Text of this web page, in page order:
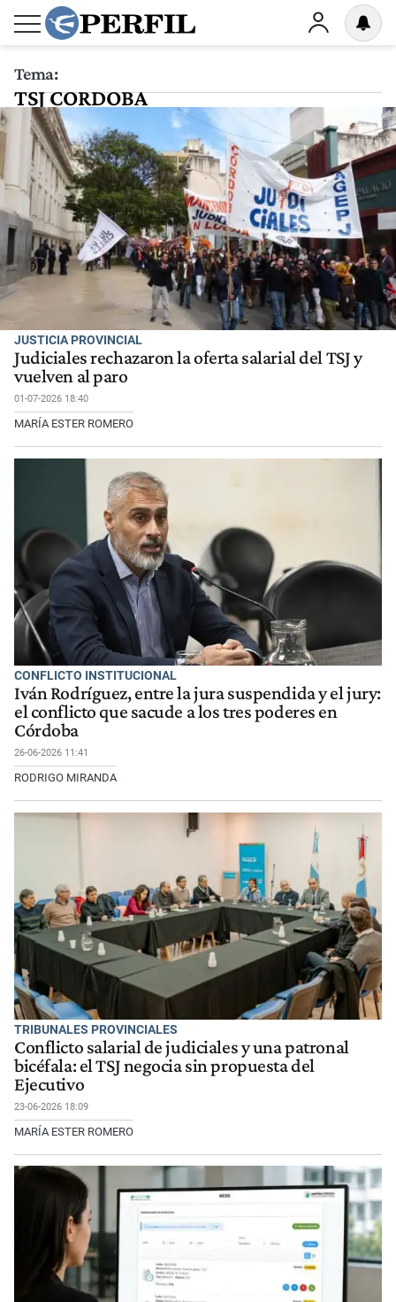
Tema:
TSJ CORDOBA
JUSTICIA PROVINCIAL
Judiciales rechazaron la oferta salarial del TSJ y
vuelven al paro
01-07-2026 18:40
MARÍA ESTER ROMERO
CONFLICTO INSTITUCIONAL
Iván Rodríguez, entre la jura suspendida y el jury:
el conflicto que sacude a los tres poderes en
Córdoba
26-06-2026 11:41
RODRIGO MIRANDA
TRIBUNALES PROVINCIALES
Conflicto salarial de judiciales y una patronal
bicéfala: el TSJ negocia sin propuesta del
Ejecutivo
23-06-2026 18:09
MARÍA ESTER ROMERO